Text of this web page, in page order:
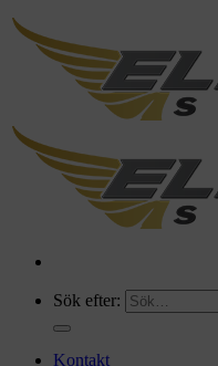
Sök efter:
Kontakt